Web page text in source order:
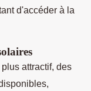
d'accéder à la
attractif, des